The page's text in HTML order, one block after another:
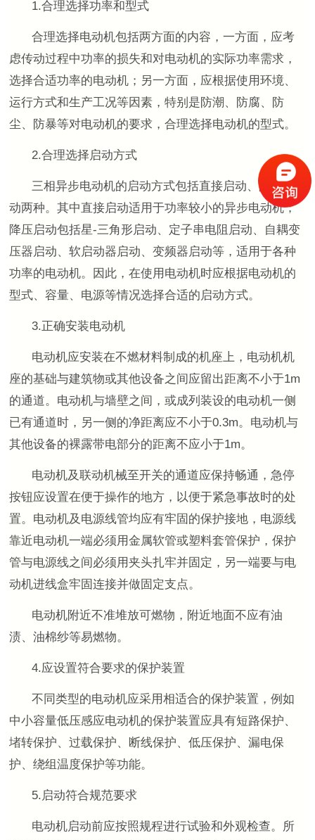
1.合理选择功率和型式
合理选择电动机包括两方面的内容，一方面，应考
虑传动过程中功率的损失和对电动机的实际功率需求，
选择合适功率的电动机；另一方面，应根据使用环境、
运行方式和生产工况等因素，特别是防潮、防腐、防
尘、防暴等对电动机的要求，合理选择电动机的型式。
2.合理选择启动方式
三相异步电动机的启动方式包括直接启动、降压启
动两种。其中直接启动适用于功率较小的异步电动机；
降压启动包括星-三角形启动、定子串电阻启动、自耦变
压器启动、软启动器启动、变频器启动等，适用于各种
功率的电动机。因此，在使用电动机时应根据电动机的
型式、容量、电源等情况选择合适的启动方式。
3.正确安装电动机
电动机应安装在不燃材料制成的机座上，电动机机
座的基础与建筑物或其他设备之间应留出距离不小于1m
的通道。电动机与墙壁之间，或成列装设的电动机一侧
已有通道时，另一侧的净距离应不小于0.3m。电动机与
其他设备的裸露带电部分的距离不应小于1m。
电动机及联动机械至开关的通道应保持畅通，急停
按钮应设置在便于操作的地方，以便于紧急事故时的处
置。电动机及电源线管均应有牢固的保护接地，电源线
靠近电动机一端必须用金属软管或塑料套管保护，保护
管与电源线之间必须用夹头扎牢并固定，另一端要与电
动机进线盒牢固连接并做固定支点。
电动机附近不准堆放可燃物，附近地面不应有油
渍、油棉纱等易燃物。
4.应设置符合要求的保护装置
不同类型的电动机应采用相适合的保护装置，例如
中小容量低压感应电动机的保护装置应具有短路保护、
堵转保护、过载保护、断线保护、低压保护、漏电保
护、绕组温度保护等功能。
5.启动符合规范要求
电动机启动前应按照规程进行试验和外观检查。所